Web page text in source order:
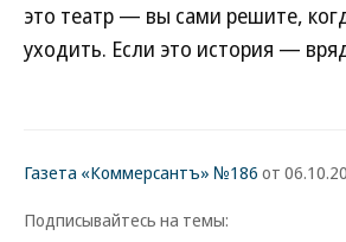
это театр — вы сами решите,
уходить. Если это история —
Газета «Коммерсантъ» №186 от
Подписывайтесь на темы: